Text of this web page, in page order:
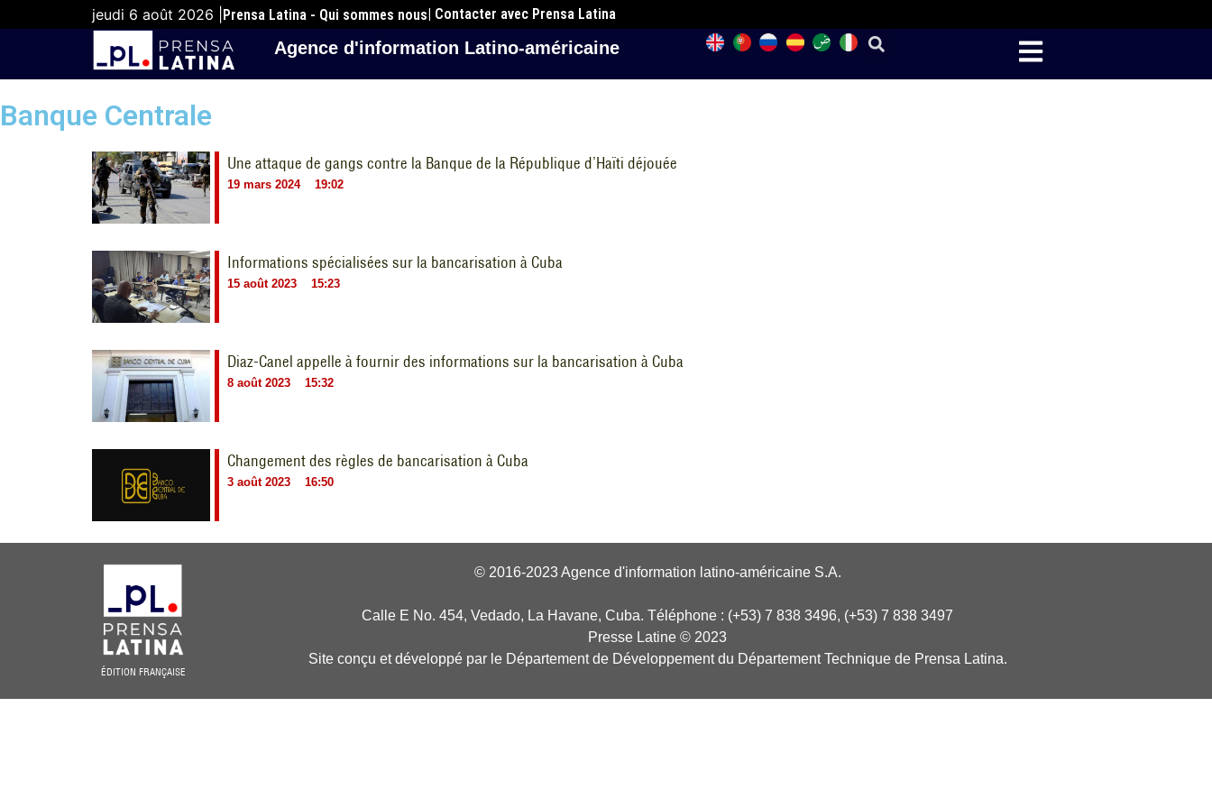
jeudi 6 août 2026 | Prensa Latina - Qui sommes nous| Contacter avec Prensa Latina
Agence d'information Latino-américaine
Banque Centrale
Une attaque de gangs contre la Banque de la République d’Haïti déjouée
19 mars 2024 19:02
Informations spécialisées sur la bancarisation à Cuba
15 août 2023 15:23
Diaz-Canel appelle à fournir des informations sur la bancarisation à Cuba
8 août 2023 15:32
Changement des règles de bancarisation à Cuba
3 août 2023 16:50
ÉDITION FRANÇAISE
© 2016-2023 Agence d'information latino-américaine S.A.
Calle E No. 454, Vedado, La Havane, Cuba. Téléphone : (+53) 7 838 3496, (+53) 7 838 3497
Presse Latine © 2023
Site conçu et développé par le Département de Développement du Département Technique de Prensa Latina.